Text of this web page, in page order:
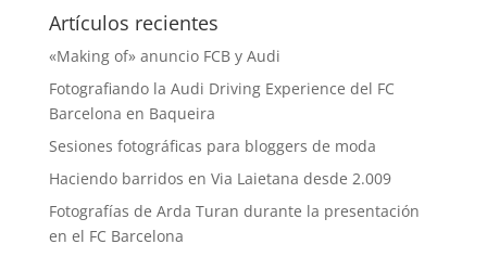
Artículos recientes
«Making of» anuncio FCB y Audi
Fotografiando la Audi Driving Experience del FC
Barcelona en Baqueira
Sesiones fotográficas para bloggers de moda
Haciendo barridos en Via Laietana desde 2.009
Fotografías de Arda Turan durante la presentación
en el FC Barcelona